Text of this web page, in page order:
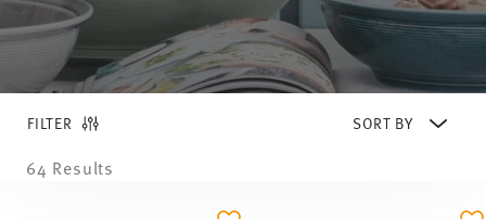
FILTER
64 Results